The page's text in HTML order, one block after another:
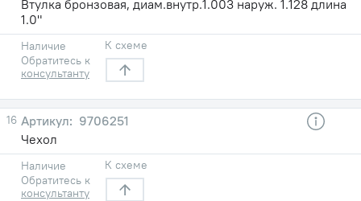
Втулка бронзовая, диам.внутр.1.003 наруж. 1.128 длина
1.0"
Наличие
Обратитесь к
консультанту
К схеме
16
9706251
Чехол
Наличие
Обратитесь к
консультанту
К схеме